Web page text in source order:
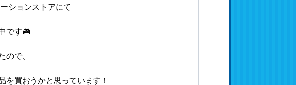
ションストアにて
です🎮
ので、
を買おうかと思っています！